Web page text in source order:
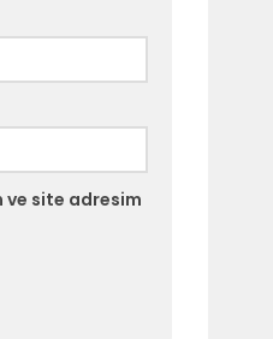
ve site adresim